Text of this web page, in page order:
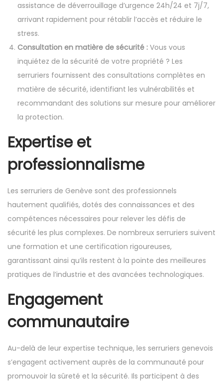
assistance de déverrouillage d’urgence 24h/24 et 7j/7,
arrivant rapidement pour rétablir l’accès et réduire le
stress.
Consultation en matière de sécurité : Vous vous
inquiétez de la sécurité de votre propriété ? Les
serruriers fournissent des consultations complètes en
matière de sécurité, identifiant les vulnérabilités et
recommandant des solutions sur mesure pour améliorer
la protection.
Expertise et
professionnalisme
Les serruriers de Genève sont des professionnels
hautement qualifiés, dotés des connaissances et des
compétences nécessaires pour relever les défis de
sécurité les plus complexes. De nombreux serruriers suivent
une formation et une certification rigoureuses,
garantissant ainsi qu’ils restent à la pointe des meilleures
pratiques de l’industrie et des avancées technologiques.
Engagement
communautaire
Au-delà de leur expertise technique, les serruriers genevois
s’engagent activement auprès de la communauté pour
promouvoir la sûreté et la sécurité. Ils participent à des